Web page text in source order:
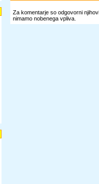
Za komentarje so odgovorni
nimamo nobenega vpliva.